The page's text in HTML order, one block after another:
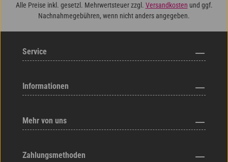
Alle Preise inkl. gesetzl. Mehrwertsteuer zzgl. Versandkosten und ggf.
Nachnahmegebühren, wenn nicht anders angegeben.
Service
Informationen
Mehr von uns
Zahlungsmethoden